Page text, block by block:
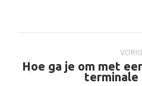
Bericht
navigatie
Hoe ga je om met
terminale